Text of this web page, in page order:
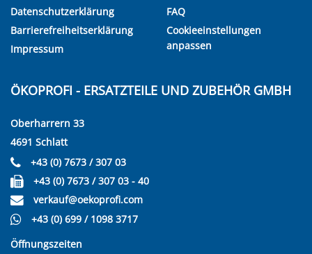
Datenschutzerklärung
Barrierefreiheitserklärung
Impressum
FAQ
Cookieeinstellungen
anpassen
ÖKOPROFI - ERSATZTEILE UND ZUBEHÖR GMBH
Oberharrern 33
4691 Schlatt
+43 (0) 7673 / 307 03
+43 (0) 7673 / 307 03 - 40
verkauf@oekoprofi.com
+43 (0) 699 / 1098 3717
Öffnungszeiten